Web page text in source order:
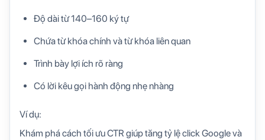
Độ dài từ 140–160 ký tự
Chứa từ khóa chính và từ khóa liên quan
Trình bày lợi ích rõ ràng
Có lời kêu gọi hành động nhẹ nhàng
Ví dụ:
Khám phá cách tối ưu CTR giúp tăng tỷ lệ click Google và